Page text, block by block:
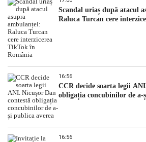
Scandal uriaș după atacul
Raluca Turcan cere
16:56
CCR decide soarta legii
obligația concubinilor de a-
16:56